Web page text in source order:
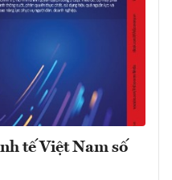
tế Việt Nam số